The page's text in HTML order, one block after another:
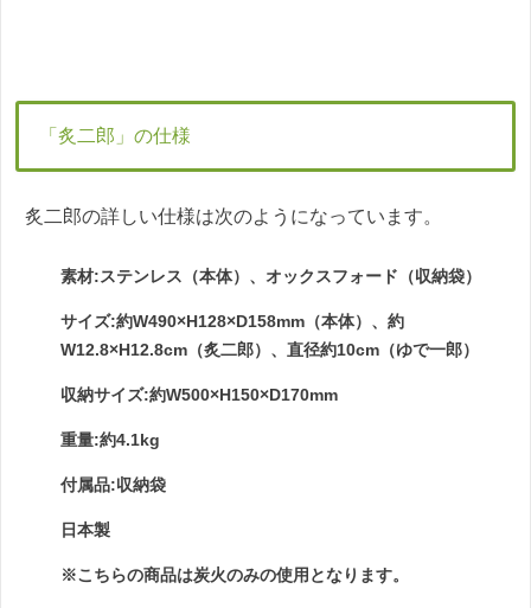
「炙二郎」の仕様
炙二郎の詳しい仕様は次のようになっています。
素材:ステンレス（本体）、オックスフォード（収納袋）
サイズ:約W490×H128×D158mm（本体）、約
W12.8×H12.8cm（炙二郎）、直径約10cm（ゆで一郎）
収納サイズ:約W500×H150×D170mm
重量:約4.1kg
付属品:収納袋
日本製
※こちらの商品は炭火のみの使用となります。